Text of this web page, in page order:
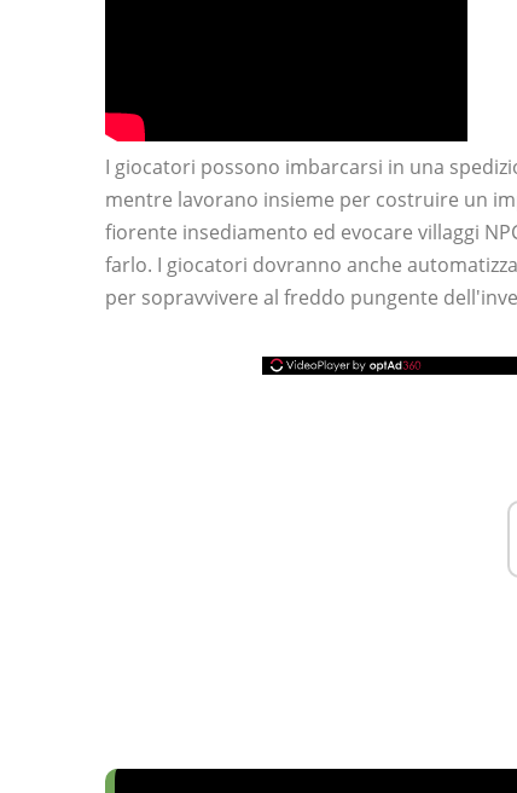
I giocatori possono imbarcarsi in una
mentre lavorano insieme per costruire un
fiorente insediamento ed evocare villaggi
farlo. I giocatori dovranno anche
per sopravvivere al freddo pungente